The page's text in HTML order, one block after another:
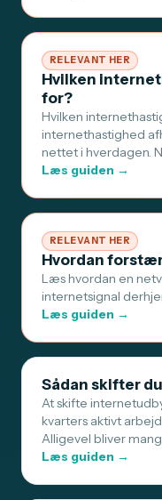
RELEVANT HER
Hvilken
for?
Hvilken
internethastighed
nettet i hverdagen.
Læs guiden →
RELEVANT HER
Hvordan
Læs hvordan en
internetsignal
Læs guiden →
Sådan skifter
At skifte
kvarters aktivt
Alligevel bliver
Læs guiden →